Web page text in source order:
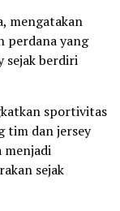
mengatakan
perdana yang
sejak berdiri
sportivitas
tim dan jersey
menjadi
sejak